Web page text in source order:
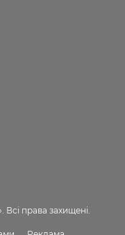
права захищені.